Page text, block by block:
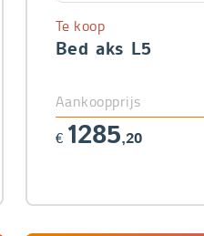
Bed aks L5
Te koop
Aankoopprijs
€ 1285,20